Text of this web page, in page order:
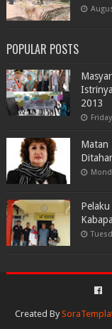
POPULAR POSTS
2013
Matan
Created By